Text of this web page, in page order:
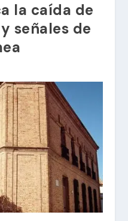
la caída de
señales de